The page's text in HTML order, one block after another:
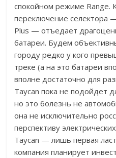
спокойном режиме Range.
переключение селектора
Plus — отъедает
батареи. Будем
городу редко у кого
треке (а на это батареи
вполне достаточно для
Taycan пока не подойдет
но это болезнь не
она не исключительно
перспективу
Taycan — лишь первая
компания планирует